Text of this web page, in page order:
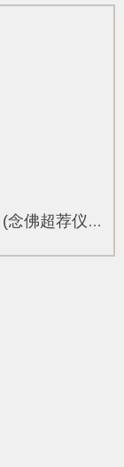
NGHI THỨC NIỆM PHẬT SIÊU ĐỘ (念佛超荐仪轨)